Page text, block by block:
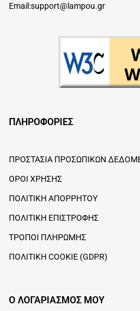
Email:support@lampou.gr
ΠΛΗΡΟΦΟΡΙΕΣ
ΠΡΟΣΤΑΣΙΑ ΠΡΟΣΩΠΙΚΩΝ
ΟΡΟΙ ΧΡΗΣΗΣ
ΠΟΛΙΤΙΚΗ ΑΠΟΡΡΗΤΟΥ
ΠΟΛΙΤΙΚΗ ΕΠΙΣΤΡΟΦΗΣ
ΤΡΟΠΟΙ ΠΛΗΡΩΜΗΣ
ΠΟΛΙΤΙΚΗ COOKIE (GDPR)
Ο ΛΟΓΑΡΙΑΣΜΟΣ ΜΟΥ